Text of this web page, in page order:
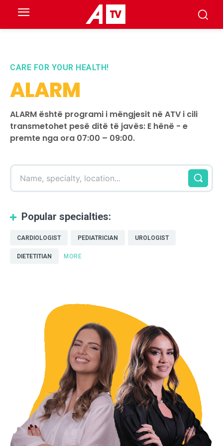
CARE FOR YOUR HEALTH!
ALARM
ALARM është programi i mëngjesit në ATV i cili
transmetohet pesë ditë të javës: E hënë - e
premte nga ora 07:00 – 09:00.
Name, specialty, location...
Popular specialties:
CARDIOLOGIST PEDIATRICIAN UROLOGIST
DIETETITIAN MORE